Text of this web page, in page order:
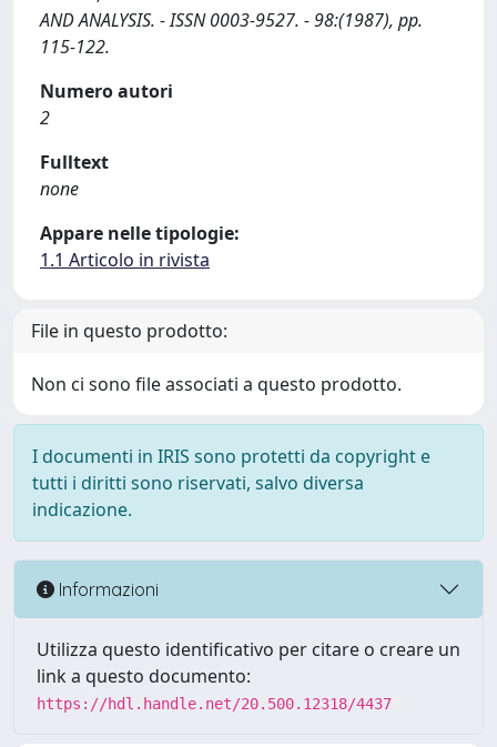
AND ANALYSIS. - ISSN 0003-9527. - 98:(1987), pp.
115-122.
Numero autori
2
Fulltext
none
Appare nelle tipologie:
1.1 Articolo in rivista
File in questo prodotto:
Non ci sono file associati a questo prodotto.
I documenti in IRIS sono protetti da copyright e
tutti i diritti sono riservati, salvo diversa
indicazione.
Informazioni
Utilizza questo identificativo per citare o creare un
link a questo documento:
https://hdl.handle.net/20.500.12318/4437